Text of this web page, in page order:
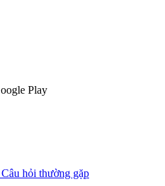
Play
Câu hỏi thường gặp